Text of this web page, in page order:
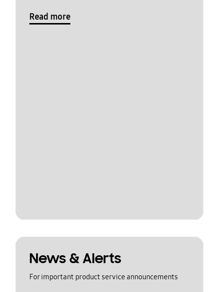
Read more
News & Alerts
For important product service announcements